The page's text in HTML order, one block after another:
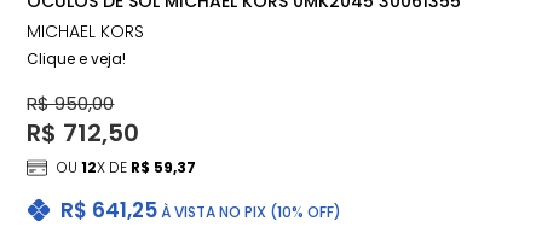
MICHAEL KORS
Clique e veja!
R$ 641,25À VISTA NO PIX (10% OFF)
R$ 950,00
R$ 712,50
OU12X DE R$ 59,37